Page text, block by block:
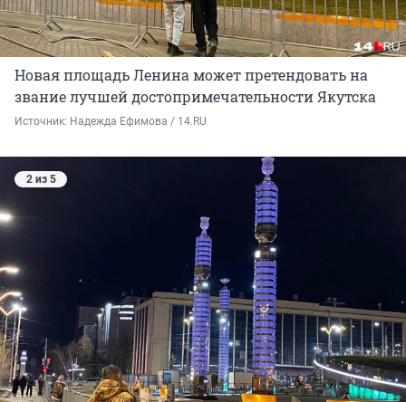
Новая площадь Ленина может претендовать на
звание лучшей достопримечательности Якутска
Источник: Надежда Ефимова / 14.RU
2 из 5